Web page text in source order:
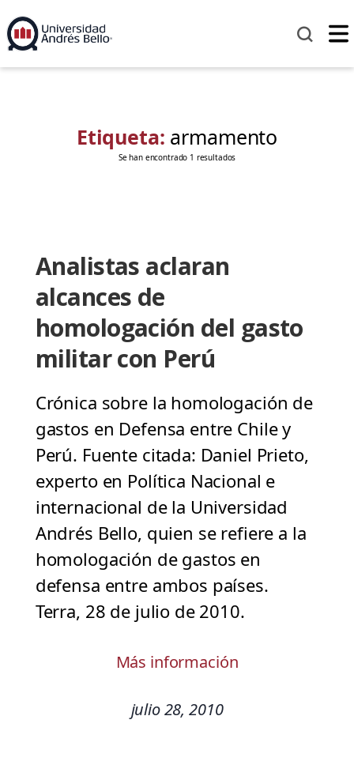
Etiqueta: armamento
Se han encontrado 1 resultados
Analistas aclaran
alcances de
homologación del gasto
militar con Perú
Crónica sobre la homologación de
gastos en Defensa entre Chile y
Perú. Fuente citada: Daniel Prieto,
experto en Política Nacional e
internacional de la Universidad
Andrés Bello, quien se refiere a la
homologación de gastos en
defensa entre ambos países.
Terra, 28 de julio de 2010.
Más información
julio 28, 2010